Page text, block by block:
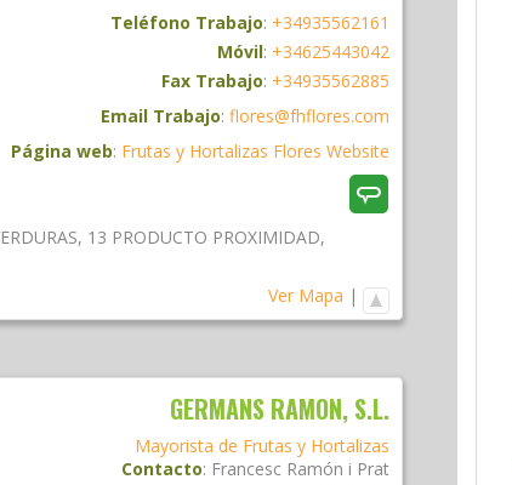
Teléfono Trabajo: +34935562161
Móvil: +34625443042
Fax Trabajo: +34935562885
Email Trabajo: flores@fhflores.com
Página web: Frutas y Hortalizas Flores Website
, 13 PRODUCTO PROXIMIDAD,
Ver Mapa |
GERMANS RAMON, S.L.
Mayorista de Frutas y Hortalizas
Contacto: Francesc Ramón i Prat